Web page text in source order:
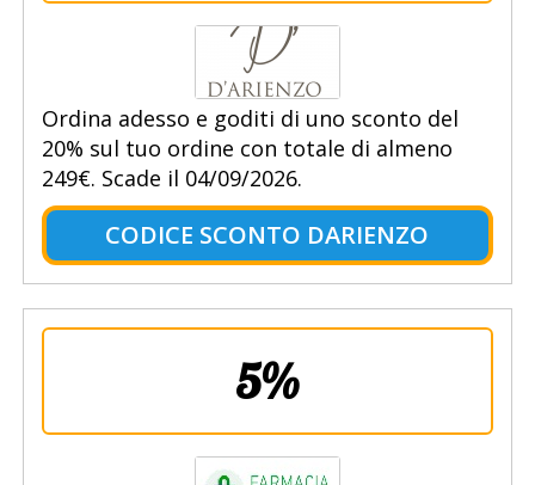
Ordina adesso e goditi di uno sconto del
20% sul tuo ordine con totale di almeno
249€. Scade il 04/09/2026.
CODICE SCONTO DARIENZO
5%